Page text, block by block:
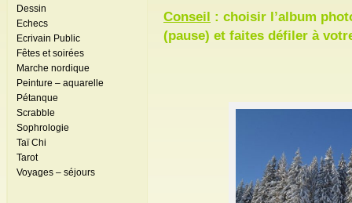
Dessin
Echecs
Ecrivain Public
Fêtes et soirées
Marche nordique
Peinture – aquarelle
Pétanque
Scrabble
Sophrologie
Taï Chi
Tarot
Voyages – séjours
Conseil : choisir l’album
(pause) et faites défiler à